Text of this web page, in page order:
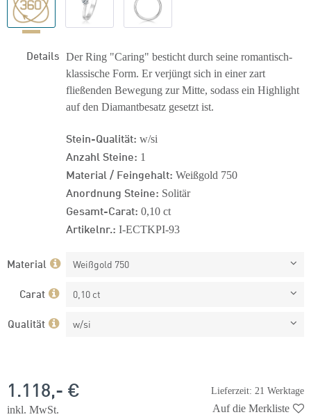
Details Der Ring "Caring" besticht durch seine romantisch-
klassische Form. Er verjüngt sich in einer zart
fließenden Bewegung zur Mitte, sodass ein Highlight
auf den Diamantbesatz gesetzt ist.
Stein-Qualität: w/si
Anzahl Steine: 1
Material / Feingehalt: Weißgold 750
Anordnung Steine: Solitär
Gesamt-Carat: 0,10 ct
Artikelnr.: I-ECTKPI-93
Material Weißgold 750
Carat 0,10 ct
Qualität w/si
Lieferzeit: 21 Werktage
1.118,- €
inkl. MwSt.
Auf die Merkliste